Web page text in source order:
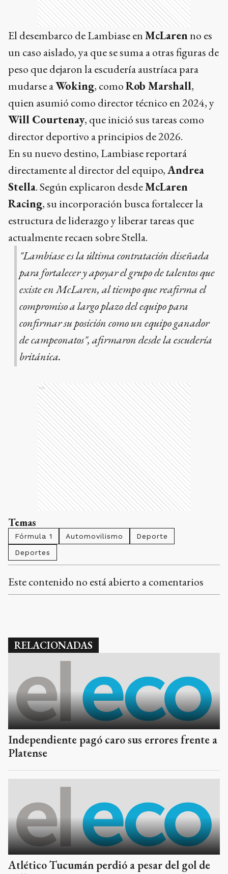
El desembarco de Lambiase enMcLarenno es
un caso aislado, ya que se suma a otras figuras de
peso que dejaron la escudería austríaca para
mudarse aWoking, comoRob Marshall,
quien asumió como director técnico en 2024, y
Will Courtenay, que inició sus tareas como
director deportivo a principios de 2026.
En su nuevo destino, Lambiase reportará
directamente al director del equipo,Andrea
Stella. Según explicaron desdeMcLaren
Racing, su incorporación busca fortalecer la
estructura de liderazgo y liberar tareas que
actualmente recaen sobre Stella.
"Lambiase es la última contratación diseñada
para fortalecer y apoyar el grupo de talentos que
existe en McLaren, al tiempo que reafirma el
compromiso a largo plazo del equipo para
confirmar su posición como un equipo ganador
de campeonatos", afirmaron desde la escudería
británica.
Ads
Temas
Fórmula 1 Automovilismo
Deporte
Deportes
Este contenido no está abierto a comentarios
RELACIONADAS
Independiente pagó caro sus errores frente a
Platense
Atlético Tucumán perdió a pesar del gol de